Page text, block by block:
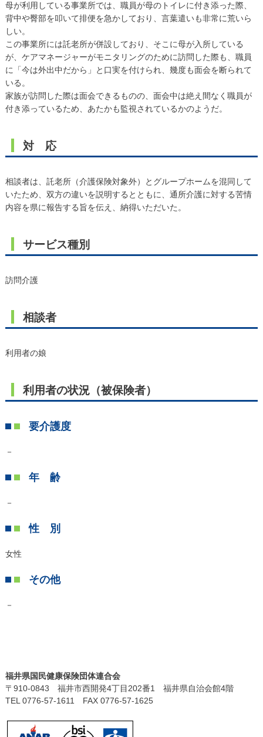
母が利用している事業所では、職員が母のトイレに付き添った際、
背中や臀部を叩いて排便を急かしており、言葉遣いも非常に荒いら
しい。
この事業所には託老所が併設しており、そこに母が入所している
が、ケアマネージャーがモニタリングのために訪問した際も、職員
に「今は外出中だから」と口実を付けられ、幾度も面会を断られて
いる。
家族が訪問した際は面会できるものの、面会中は絶え間なく職員が
付き添っているため、あたかも監視されているかのようだ。
対 応
相談者は、託老所（介護保険対象外）とグループホームを混同して
いたため、双方の違いを説明するとともに、通所介護に対する苦情
内容を県に報告する旨を伝え、納得いただいた。
サービス種別
訪問介護
相談者
利用者の娘
利用者の状況（被保険者）
要介護度
－
年 齢
－
性 別
女性
その他
－
福井県国民健康保険団体連合会
〒910-0843 福井市西開発4丁目202番1 福井県自治会館4階
TEL 0776-57-1611 FAX 0776-57-1625